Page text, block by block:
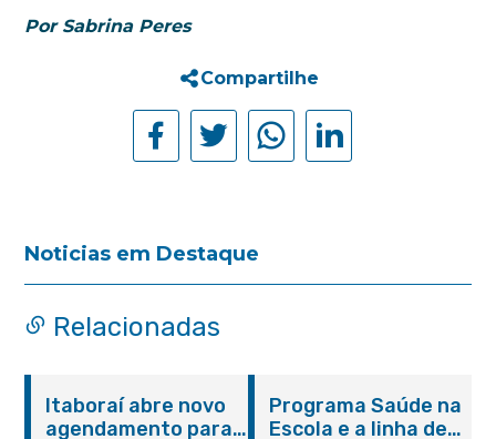
Por Sabrina Peres
Compartilhe
Noticias em Destaque
Relacionadas
Itaboraí abre novo
agendamento para
Programa Saúde na
Escola e a linha de